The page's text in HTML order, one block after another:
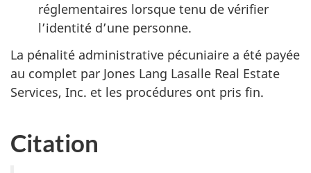
réglementaires lorsque tenu de vérifier
l’identité d’une personne.
La pénalité administrative pécuniaire a été payée
au complet par Jones Lang Lasalle Real Estate
Services, Inc. et les procédures ont pris fin.
Citation